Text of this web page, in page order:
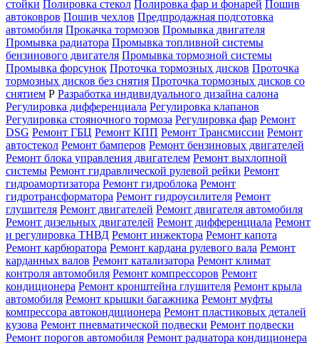
стойки Полировка стекол Полировка фар и фонарей Пошив
автоковров Пошив чехлов Предпродажная подготовка
автомобиля Прокачка тормозов Промывка двигателя
Промывка радиатора Промывка топливной системы
бензинового двигателя Промывка тормозной системы
Промывка форсунок Проточка тормозных дисков Проточка
тормозных дисков без снятия Проточка тормозных дисков со
снятием Р Разработка индивидуального дизайна салона
Регулировка дифференциала Регулировка клапанов
Регулировка стояночного тормоза Регулировка фар Ремонт
DSG Ремонт ГБЦ Ремонт КПП Ремонт Трансмиссии Ремонт
автостекол Ремонт бамперов Ремонт бензиновых двигателей
Ремонт блока управления двигателем Ремонт выхлопной
системы Ремонт гидравлической рулевой рейки Ремонт
гидроамортизатора Ремонт гидроблока Ремонт
гидротрансформатора Ремонт гидроусилителя Ремонт
глушителя Ремонт двигателей Ремонт двигателя автомобиля
Ремонт дизельных двигателей Ремонт дифференциала Ремонт
и регулировка ТНВД Ремонт инжектора Ремонт капота
Ремонт карбюратора Ремонт кардана рулевого вала Ремонт
карданных валов Ремонт катализатора Ремонт климат
контроля автомобиля Ремонт компрессоров Ремонт
кондиционера Ремонт кронштейна глушителя Ремонт крыла
автомобиля Ремонт крышки багажника Ремонт муфты
компрессора автокондиционера Ремонт пластиковых деталей
кузова Ремонт пневматической подвески Ремонт подвески
Ремонт порогов автомобиля Ремонт радиатора кондиционера